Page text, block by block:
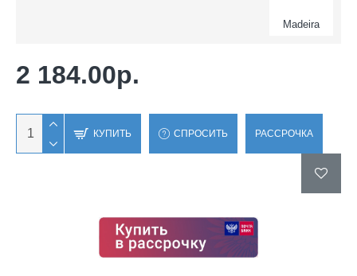
Madeira
2 184.00р.
КУПИТЬ СПРОСИТЬ РАССРОЧКА